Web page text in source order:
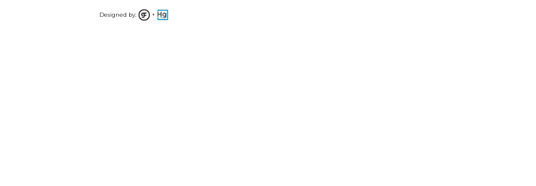
Designed by: +